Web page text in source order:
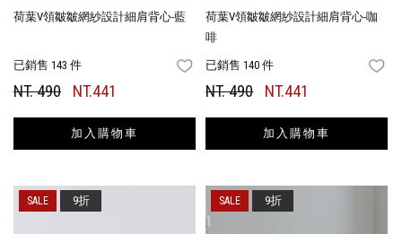
荷葉V領皺皺網紗設計細肩背心-藍
已銷售 143 件 FAVORITES
NT. 490 NT.441
加入購物車
荷葉V領皺皺網紗設計細肩背心-咖
啡
已銷售 140 件
NT. 490 NT.441
加入購物車
9折 9折